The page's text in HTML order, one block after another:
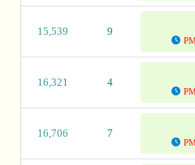
9
15,539
4
16,321
7
16,706